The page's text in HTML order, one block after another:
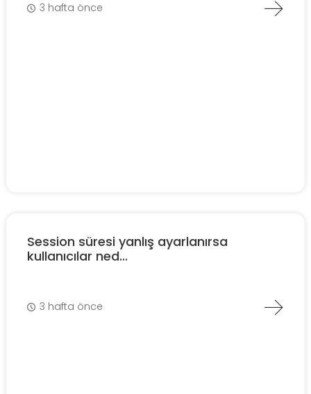
3 hafta önce
Session süresi yanlış ayarlanırsa
kullanıcılar ned...
3 hafta önce